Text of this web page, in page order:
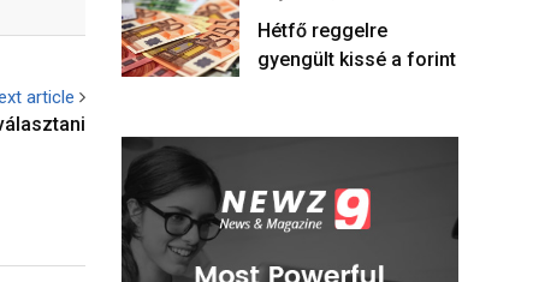
article
Hétfő reggelre
gyengült kissé a forint